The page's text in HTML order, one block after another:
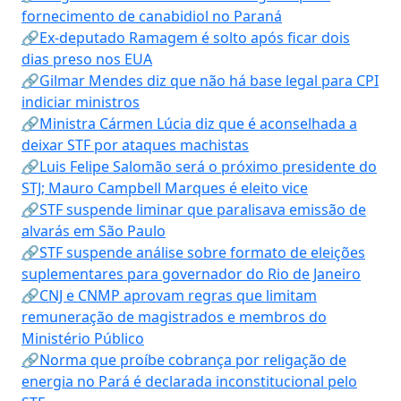
fornecimento de canabidiol no Paraná
🔗Ex-deputado Ramagem é solto após ficar dois
dias preso nos EUA
🔗Gilmar Mendes diz que não há base legal para CPI
indiciar ministros
🔗Ministra Cármen Lúcia diz que é aconselhada a
deixar STF por ataques machistas
🔗Luis Felipe Salomão será o próximo presidente do
STJ; Mauro Campbell Marques é eleito vice
🔗STF suspende liminar que paralisava emissão de
alvarás em São Paulo
🔗STF suspende análise sobre formato de eleições
suplementares para governador do Rio de Janeiro
🔗CNJ e CNMP aprovam regras que limitam
remuneração de magistrados e membros do
Ministério Público
🔗Norma que proíbe cobrança por religação de
energia no Pará é declarada inconstitucional pelo